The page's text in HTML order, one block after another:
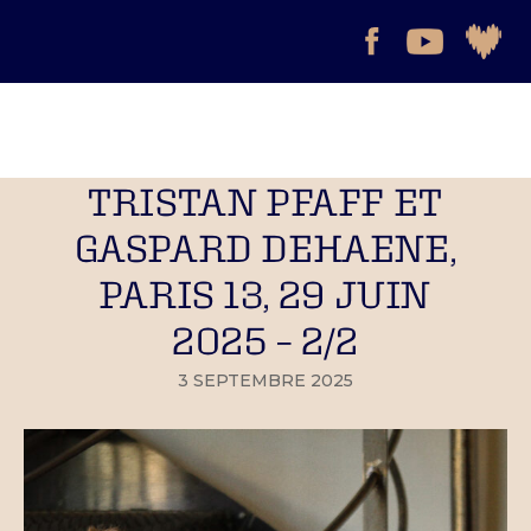
TRISTAN PFAFF ET
GASPARD DEHAENE,
PARIS 13, 29 JUIN
2025 – 2/2
3 SEPTEMBRE 2025